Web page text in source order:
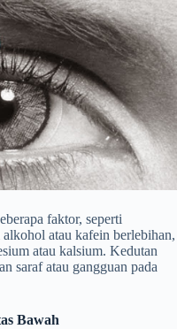
faktor, seperti
atau kafein berlebihan,
atau kalsium. Kedutan
saraf atau gangguan pada
Bawah